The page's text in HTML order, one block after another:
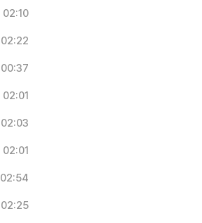
02:10
02:22
00:37
02:01
02:03
02:01
02:54
02:25